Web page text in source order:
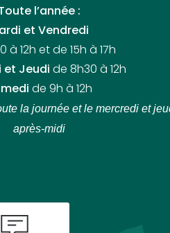
l’année :
et Vendredi
à 12h et de 15h à 17h
et Jeudi de 8h30 à 12h
de 9h à 12h
la journée et le mercredi et
après-midi